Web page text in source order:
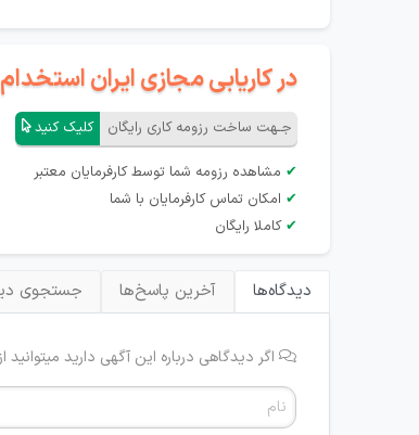
در کاریابی مجازی ایران
جـهت ساخت رزومه کاری رایگان کلیک کنید
✔ مشاهده رزومه شما توسط کارفرمایان معتبر
✔ امکان تماس کارفرمایان با شما
✔ کاملا رایگان
دیدگاه‌ها آخرین پاسخ‌ها جستجوی
اگر دیدگاهی درباره این آگهی دارید